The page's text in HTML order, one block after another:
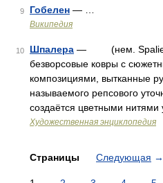
9 Гобелен — …
Википедия
10 Шпалера — (нем. Spalier,
безворсовые ковры с
композициями, вытканные
называемого репсового
создаётся цветными нитями
Художественная энциклопедия
Страницы Следующая →